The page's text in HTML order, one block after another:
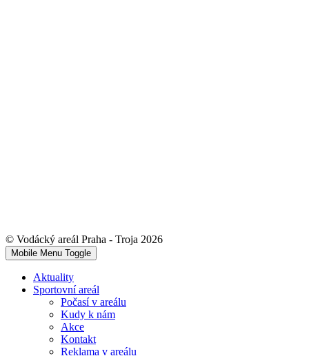
© Vodácký areál Praha - Troja 2026
Mobile Menu Toggle
Aktuality
Sportovní areál
Počasí v areálu
Kudy k nám
Akce
Kontakt
Reklama v areálu